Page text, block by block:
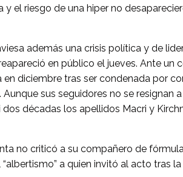
y el riesgo de una hiper no
además una crisis política y de
en público el jueves. Ante
en diciembre tras ser condenada por
sus seguidores no se resignan
décadas los apellidos Macri y
no criticó a su compañero de
a quien invitó al acto tras